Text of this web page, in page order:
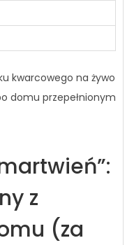
kwarcowego na żywo
domu przepełnionym
z
(za